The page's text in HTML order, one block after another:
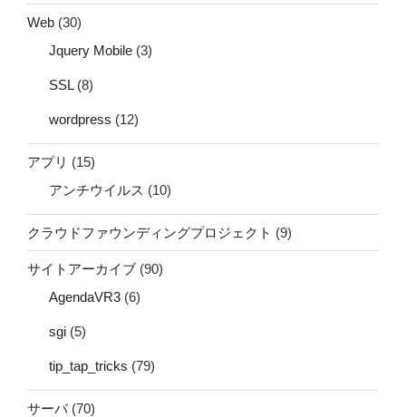
Web (30)
Jquery Mobile (3)
SSL(8)
wordpress (12)
アプリ (15)
アンチウイルス (10)
クラウドファウンディングプロジェクト (9)
サイトアーカイブ (90)
AgendaVR3 (6)
sgi (5)
tip_tap_tricks (79)
サーバ(70)